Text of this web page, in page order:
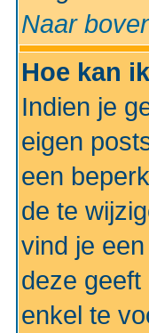
Naar
Hoe kan
Indien je
eigen
een
de te
vind je
deze
enkel te